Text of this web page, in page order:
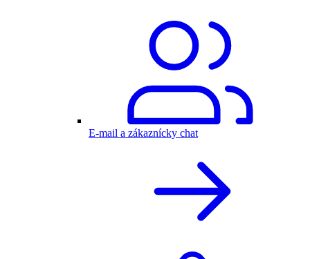
E-mail a zákaznícky chat